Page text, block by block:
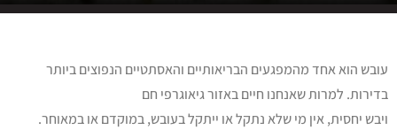
עובש הוא אחד מהמפגעים הבריאותיים והאסתטיים הנפוצים ביותר
בדירות. למרות שאנחנו חיים באזור גיאוגרפי חם
ויבש יחסית, אין מי שלא נתקל או ייתקל בעובש, במוקדם או במאוחר.